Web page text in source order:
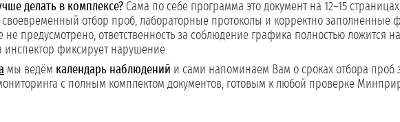
делать в комплексе? Сама по себе программа это документ на 12–15
отбор проб, лабораторные протоколы и корректно заполненные
предусмотрено, ответственность за соблюдение графика полностью ложится
инспектор фиксирует нарушение.
мы ведём календарь наблюдений и сами напоминаем Вам о сроках отбора проб
с полным комплектом документов, готовым к любой проверке